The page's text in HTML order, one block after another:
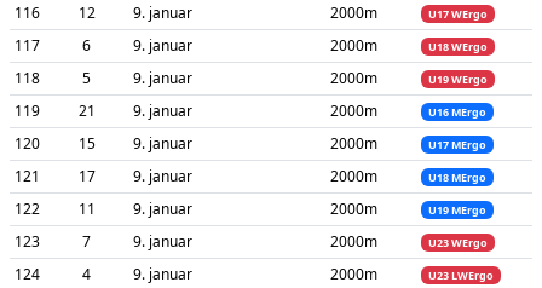
116 12 9. januar 2000m U17 WErgo
117 6 9. januar 2000m U18 WErgo
118 5 9. januar 2000m U19 WErgo
119 21 9. januar 2000m U16 MErgo
120 15 9. januar 2000m U17 MErgo
121 17 9. januar 2000m U18 MErgo
122 11 9. januar 2000m U19 MErgo
123 7 9. januar 2000m U23 WErgo
124 4 9. januar 2000m U23 LWErgo